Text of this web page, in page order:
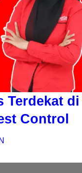
Terdekat di
Control